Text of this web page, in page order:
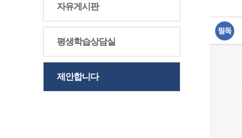
자유게시판
평생학습상담실
제안합니다